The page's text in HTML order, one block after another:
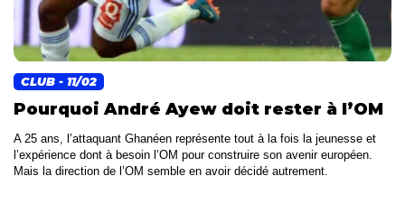
CLUB - 11/02
Pourquoi André Ayew doit rester à l’OM
A 25 ans, l’attaquant Ghanéen représente tout à la fois la jeunesse et
l’expérience dont à besoin l’OM pour construire son avenir européen.
Mais la direction de l’OM semble en avoir décidé autrement.